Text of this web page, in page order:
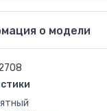
о модели